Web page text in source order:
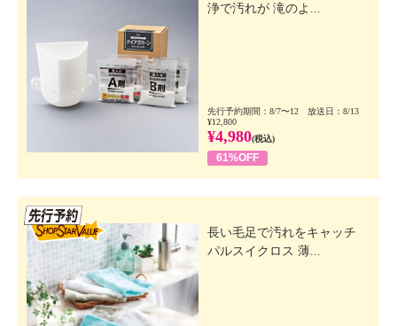
浄で汚れが 滝のよ...
先行予約期間：8/7〜12 放送日：8/13
¥12,800
¥4,980(税込)
61%OFF
長い毛足で汚れをキャッチ
パルスイクロス 薄...